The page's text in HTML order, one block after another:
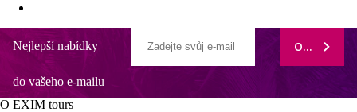
Nejlepší nabídky
do vašeho e-mailu
ODEBÍRAT
O EXIM tours